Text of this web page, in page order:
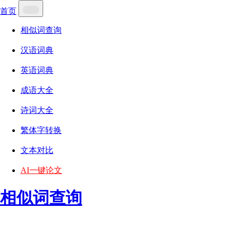
首页
相似词查询
汉语词典
英语词典
成语大全
诗词大全
繁体字转换
文本对比
AI一键论文
相似词查询